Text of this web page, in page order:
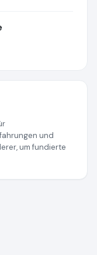
und
um fundierte